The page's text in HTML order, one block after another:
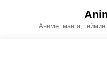
Аниме, манга,